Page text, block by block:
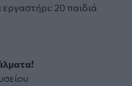
20 παιδιά